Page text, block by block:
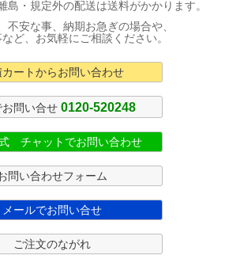
・規定外の配送は送料がかかります。
不安な事、納期お急ぎの場合や、
ど、お気軽にご相談ください。
カートからお問い合わせ
お問い合せ 0120-520248
チャットでお問い合わせ
問い合わせフォーム
メールでお問い合せ
ご注文のながれ